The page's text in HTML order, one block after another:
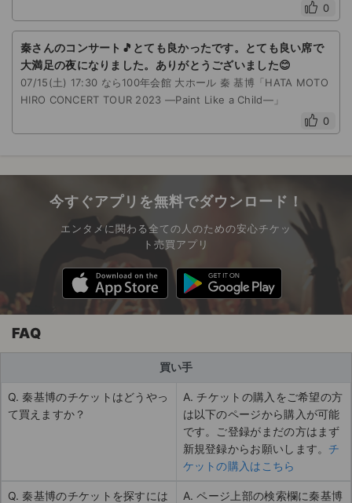
0
秦さんのコンサート🎵とても良かったです。とても良い席で
大満足の夜になりました。ありがとうございました😊
07/15(土) 17:30 なら100年会館 大ホール 秦 基博「HATA MOTO
HIRO CONCERT TOUR 2023 ―Paint Like a Child―」
0
今すぐアプリを無料でダウンロード！
エンタメに関わる全ての人のための安心チケッ
ト売買アプリ
FAQ
買い手
Q. 秦基博のチケットはどうやっ
て買えますか？
A. チケットの購入をご希望の方
は以下のページから購入が可能
です。ご登録がまだの方はまず
新規登録からお願いします。 チ
ケットの購入はこちら
Q. 秦基博のチケットを探すには
A. ページ上部の検索欄に秦基博